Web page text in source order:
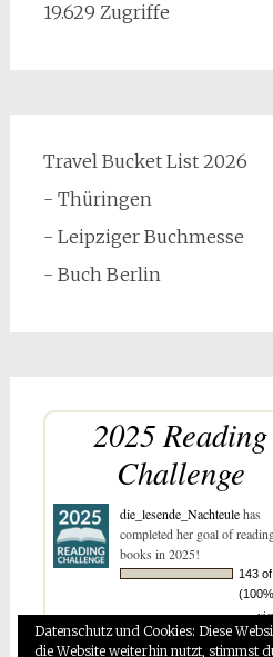
19.629 Zugriffe
Travel Bucket List 2026
- Thüringen
- Leipziger Buchmesse
- Buch Berlin
2025 Reading
Challenge
die_lesende_Nachteulehas
completed her goal of
books in 2025!
143
Datenschutz und Cookies: Diese
die Website weiterhin nutzt, stimmst